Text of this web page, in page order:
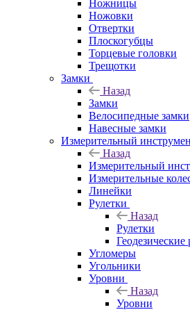
Ножницы
Ножовки
Отвертки
Плоскогубцы
Торцевые головки
Трещотки
Замки
Назад
Замки
Велосипедные замки
Навесные замки
Измерительный
Назад
Измерительный
Измерительные
Линейки
Рулетки
Назад
Рулетки
Геодезические
Угломеры
Угольники
Уровни
Назад
Уровни